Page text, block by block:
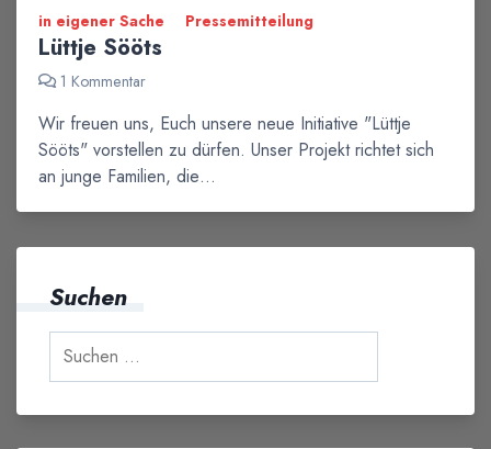
in eigener Sache Pressemitteilung
Lüttje Sööts
1 Kommentar
Wir freuen uns, Euch unsere neue Initiative "Lüttje
Sööts" vorstellen zu dürfen. Unser Projekt richtet sich
an junge Familien, die…
Suchen